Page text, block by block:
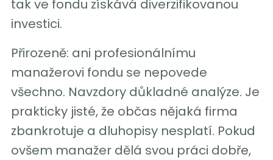
tak ve fondu získává diverzifikovanou
investici.
Přirozeně: ani profesionálnímu
manažerovi fondu se nepovede
všechno. Navzdory důkladné analýze. Je
prakticky jisté, že občas nějaká firma
zbankrotuje a dluhopisy nesplatí. Pokud
ovšem manažer dělá svou práci dobře,